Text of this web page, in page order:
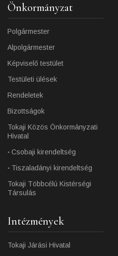
Önkormányzat
Polgármester
Alpolgármester
Képviselő testület
Testületi ülések
Rendeletek
Bizottságok
Tokaji Közös Önkormányzati
Hivatal
Csobaji kirendeltség
Tiszaladányi kirendeltség
Tokaji Többcélú Kistérségi
Társulás
Intézmények
Tokaji Járási Hivatal